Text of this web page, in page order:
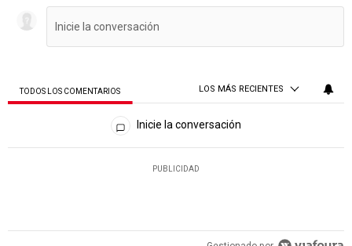
TODOS LOS COMENTARIOS LOS MÁS RECIENTES
Todos los comentarios
Inicie la conversación
PUBLICIDAD